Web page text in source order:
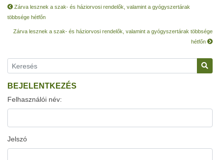
Zárva lesznek a szak- és háziorvosi rendelők, valamint a gyógyszertárak
többsége hétfőn
Zárva lesznek a szak- és háziorvosi rendelők, valamint a gyógyszertárak többsége
hétfőn
BEJELENTKEZÉS
Felhasználói név:
Jelszó